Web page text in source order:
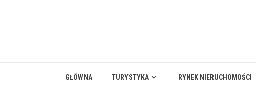
GŁÓWNA TURYSTYKA RYNEK NIERUCHOMOŚCI